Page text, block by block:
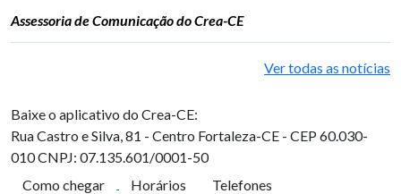
Assessoria de Comunicação do Crea-CE
Ver todas as notícias
Baixe o aplicativo do Crea-CE:
Rua Castro e Silva, 81 - Centro Fortaleza-CE - CEP 60.030-
010CNPJ: 07.135.601/0001-50
Como chegar
Horários
Telefones